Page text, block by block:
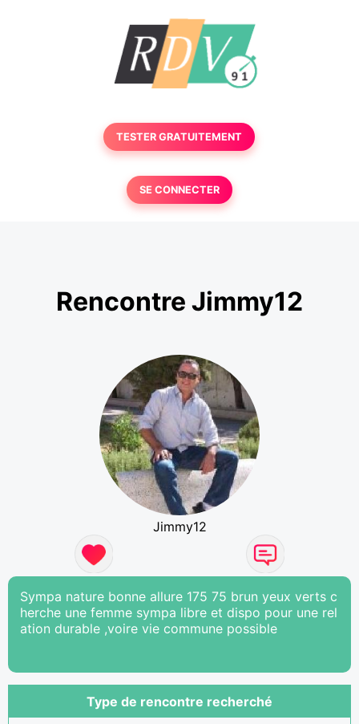
TESTER GRATUITEMENT
SE CONNECTER
Rencontre Jimmy12
Jimmy12
Sympa nature bonne allure 175 75 brun yeux verts c
herche une femme sympa libre et dispo pour une rel
ation durable ,voire vie commune possible
Type de rencontre recherché